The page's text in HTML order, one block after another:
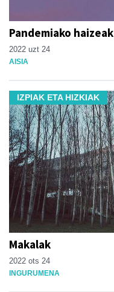
Pandemiako haizeak
2022 uzt 24
AISIA
IZPIAK ETA HIZKIAK
Makalak
2022 ots 24
INGURUMENA